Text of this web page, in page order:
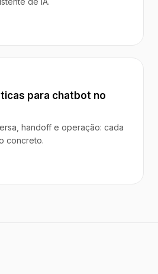
para chatbot no
handoff e operação: cada
concreto.